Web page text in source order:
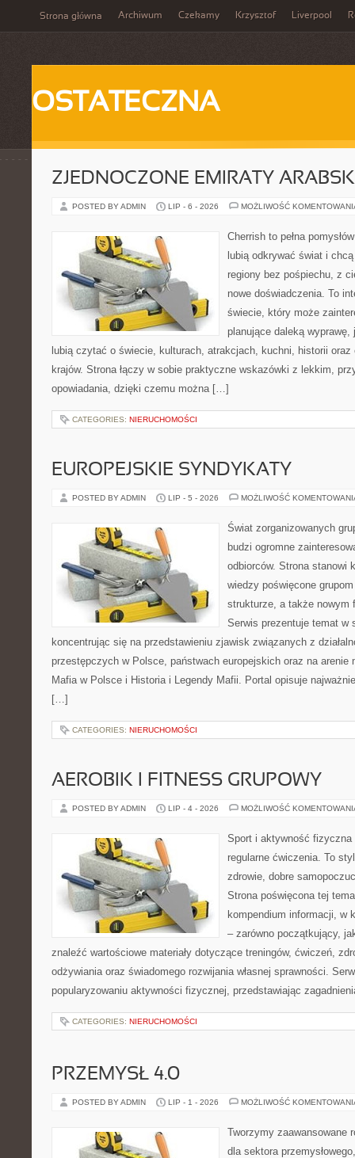
Strona główna Archiwum Czekamy Krzysztof Liverpool
OSTATECZNA
ZJEDNOCZONE EMIRATY
POSTED BY ADMIN LIP - 6 - 2026 MOŻLIWOŚĆ
Cherrish to pełna
lubią odkrywać świat i
regiony bez pośpiechu, z
nowe doświadczenia. To
świecie, który może
planujące daleką
lubią czytać o świecie, kulturach, atrakcjach, kuchni, historii
krajów. Strona łączy w sobie praktyczne wskazówki z lekkim,
opowiadania, dzięki czemu można […]
CATEGORIES: NIERUCHOMOŚCI
EUROPEJSKIE SYNDYKATY
POSTED BY ADMIN LIP - 5 - 2026 MOŻLIWOŚĆ
Świat zorganizowanych
budzi ogromne
odbiorców. Strona stanowi
wiedzy poświęcone
strukturze, a także nowym
Serwis prezentuje temat w
koncentrując się na przedstawieniu zjawisk związanych z
przestępczych w Polsce, państwach europejskich oraz na arenie
Mafia w Polsce i Historia i Legendy Mafii. Portal opisuje
[…]
CATEGORIES: NIERUCHOMOŚCI
AEROBIK I FITNESS GRUPOWY
POSTED BY ADMIN LIP - 4 - 2026 MOŻLIWOŚĆ
Sport i aktywność
regularne ćwiczenia. To
zdrowie, dobre
Strona poświęcona tej
kompendium informacji, w
– zarówno początkujący,
znaleźć wartościowe materiały dotyczące treningów, ćwiczeń,
odżywiania oraz świadomego rozwijania własnej sprawności.
popularyzowaniu aktywności fizycznej, przedstawiając
CATEGORIES: NIERUCHOMOŚCI
PRZEMYSŁ 4.0
POSTED BY ADMIN LIP - 1 - 2026 MOŻLIWOŚĆ
Tworzymy zaawansowane
dla sektora